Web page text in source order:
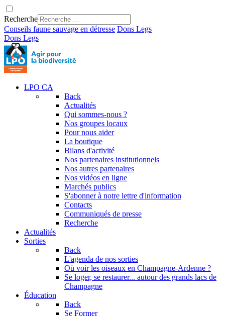
Recherche
Conseils faune sauvage en détresse Dons Legs
Dons Legs
LPO CA
Back
Actualités
Qui sommes-nous ?
Nos groupes locaux
Pour nous aider
La boutique
Bilans d'activité
Nos partenaires institutionnels
Nos autres partenaires
Nos vidéos en ligne
Marchés publics
S'abonner à notre lettre d'information
Contacts
Communiqués de presse
Recherche
Actualités
Sorties
Back
L'agenda de nos sorties
Où voir les oiseaux en Champagne-Ardenne ?
Se loger, se restaurer... autour des grands lacs de
Champagne
Éducation
Back
Se Former